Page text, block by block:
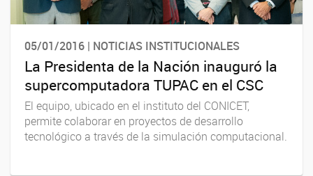
05/01/2016 | NOTICIAS INSTITUCIONALES
La Presidenta de la Nación inauguró la
supercomputadora TUPAC en el CSC
El equipo, ubicado en el instituto del CONICET,
permite colaborar en proyectos de desarrollo
tecnológico a través de la simulación computacional.